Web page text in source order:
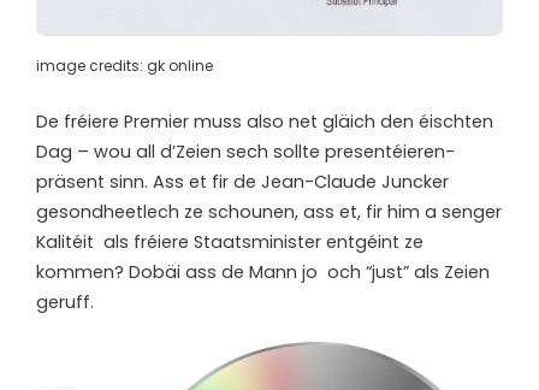
image credits: gk online
De fréiere Premier muss also net gläich den éischten
Dag – wou all d’Zeien sech sollte presentéieren-
präsent sinn. Ass et fir de Jean-Claude Juncker
gesondheetlech ze schounen, ass et, fir him a senger
Kalitéit als fréiere Staatsminister entgéint ze
kommen? Dobäi ass de Mann jo och “just” als Zeien
geruff.